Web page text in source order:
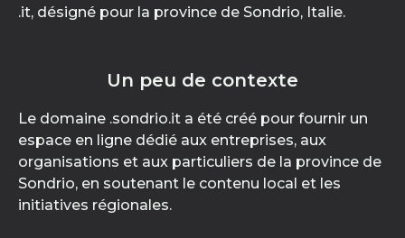
.it, désigné pour la province de Sondrio, Italie.
Un peu de contexte
Le domaine .sondrio.it a été créé pour fournir un
espace en ligne dédié aux entreprises, aux
organisations et aux particuliers de la province de
Sondrio, en soutenant le contenu local et les
initiatives régionales.